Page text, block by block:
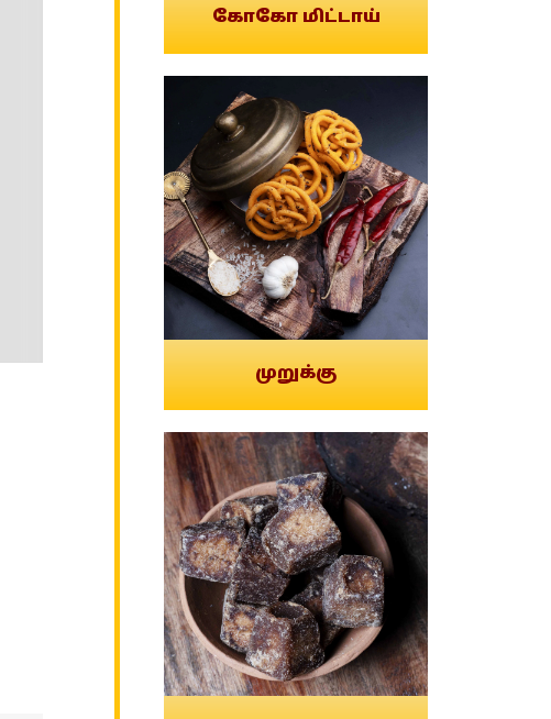
கோகோ மிட்டாய்
முறுக்கு